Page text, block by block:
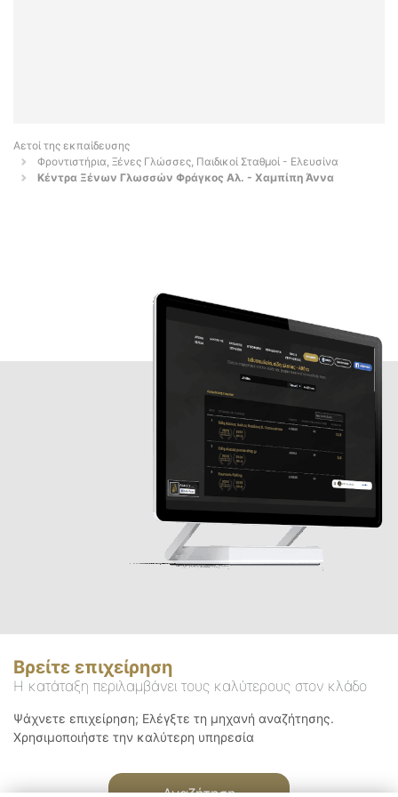
Αετοί της εκπαίδευσης
Φροντιστήρια, Ξένες Γλώσσες, Παιδικοί Σταθμοί - Ελευσίνα
Κέντρα Ξένων Γλωσσών Φράγκος Αλ. - Χαμπίπη Άννα
Βρείτε επιχείρηση
Η κατάταξη περιλαμβάνει τους καλύτερους στον κλάδο
Ψάχνετε επιχείρηση; Ελέγξτε τη μηχανή αναζήτησης.
Χρησιμοποιήστε την καλύτερη υπηρεσία